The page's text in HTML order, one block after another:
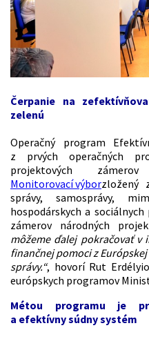
Čerpanie na
zelenú
Operačný program
z prvých operačných
projektových
Monitorovací výborzložený
správy, samosprávy,
hospodárskych a
zámerov národných
môžeme ďalej pokračovať v
finančnej pomoci z
správy.“, hovorí Rut
európskych programov
Métou programu je
a efektívny súdny systém